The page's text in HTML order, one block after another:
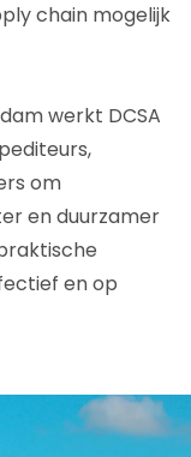
chain mogelijk
werkt DCSA
om
en duurzamer
en op